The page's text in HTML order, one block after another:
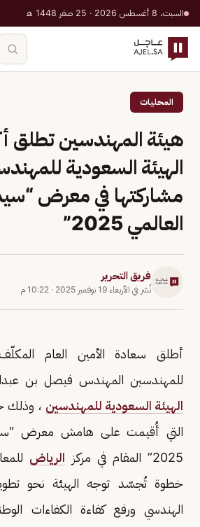
السبت، 8 أغسطس 2026 · 25 صفر 1448 هـ
المحليات
هيئة المهندسين تطلق
الهيئة السعودية
مشاركتها في معرض
العالمي 2025”
فريق التحرير
نُشر في الأربعاء 19 نوفمبر 2025 · 10:22 م
أطلق سعادة الأمين العام
للمهندسين المهندس فيصل بن
الهيئة السعودية للمهندسين ، وذلك
التي أُقيمت على هامش معرض
2025” المقام في مركز
الرياض
خطوة تُجسّد توجه الهيئة نحو
الهندسي ورفع كفاءة الكفاءات